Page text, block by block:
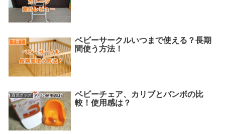
子育て
ベビーサークルいつまで使える？長期
間使う方法！
育児グッズ
ベビーチェア、カリブとバンボの比
較！使用感は？